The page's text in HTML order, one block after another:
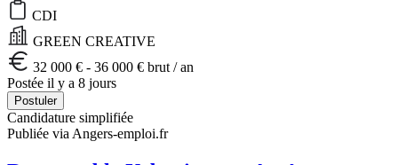
CDI
GREEN CREATIVE
32 000 € - 36 000 € brut / an
Postée il y a 8 jours
Postuler
Candidature simplifiée
Publiée via Angers-emploi.fr